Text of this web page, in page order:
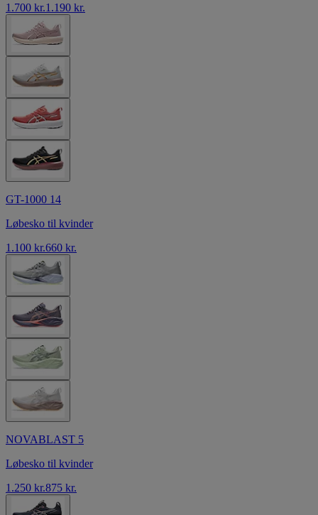
1.700 kr.1.190 kr.
GT-1000 14
Løbesko til kvinder
1.100 kr.660 kr.
NOVABLAST 5
Løbesko til kvinder
1.250 kr.875 kr.